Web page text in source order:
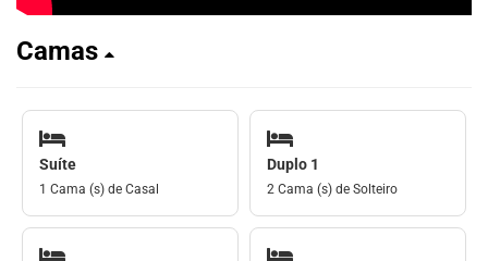
Camas
Suíte
1 Cama (s) de Casal
Duplo 1
2 Cama (s) de Solteiro